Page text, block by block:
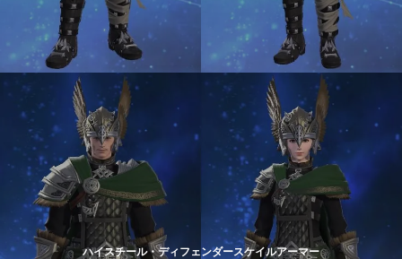
ハイスチール・ディフェンダースケイルアーマー